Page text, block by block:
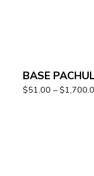
BASE
$51.00 – $